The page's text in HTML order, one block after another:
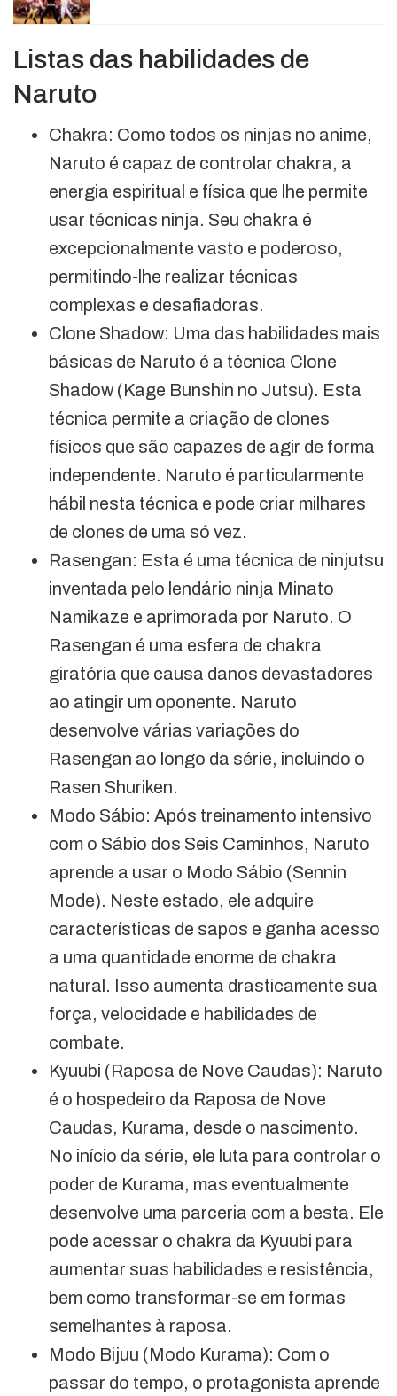
Listas das habilidades de
Naruto
Chakra: Como todos os ninjas no anime,
Naruto é capaz de controlar chakra, a
energia espiritual e física que lhe permite
usar técnicas ninja. Seu chakra é
excepcionalmente vasto e poderoso,
permitindo-lhe realizar técnicas
complexas e desafiadoras.
Clone Shadow: Uma das habilidades mais
básicas de Naruto é a técnica Clone
Shadow (Kage Bunshin no Jutsu). Esta
técnica permite a criação de clones
físicos que são capazes de agir de forma
independente. Naruto é particularmente
hábil nesta técnica e pode criar milhares
de clones de uma só vez.
Rasengan: Esta é uma técnica de ninjutsu
inventada pelo lendário ninja Minato
Namikaze e aprimorada por Naruto. O
Rasengan é uma esfera de chakra
giratória que causa danos devastadores
ao atingir um oponente. Naruto
desenvolve várias variações do
Rasengan ao longo da série, incluindo o
Rasen Shuriken.
Modo Sábio: Após treinamento intensivo
com o Sábio dos Seis Caminhos, Naruto
aprende a usar o Modo Sábio (Sennin
Mode). Neste estado, ele adquire
características de sapos e ganha acesso
a uma quantidade enorme de chakra
natural. Isso aumenta drasticamente sua
força, velocidade e habilidades de
combate.
Kyuubi (Raposa de Nove Caudas): Naruto
é o hospedeiro da Raposa de Nove
Caudas, Kurama, desde o nascimento.
No início da série, ele luta para controlar o
poder de Kurama, mas eventualmente
desenvolve uma parceria com a besta. Ele
pode acessar o chakra da Kyuubi para
aumentar suas habilidades e resistência,
bem como transformar-se em formas
semelhantes à raposa.
Modo Bijuu (Modo Kurama): Com o
passar do tempo, o protagonista aprende